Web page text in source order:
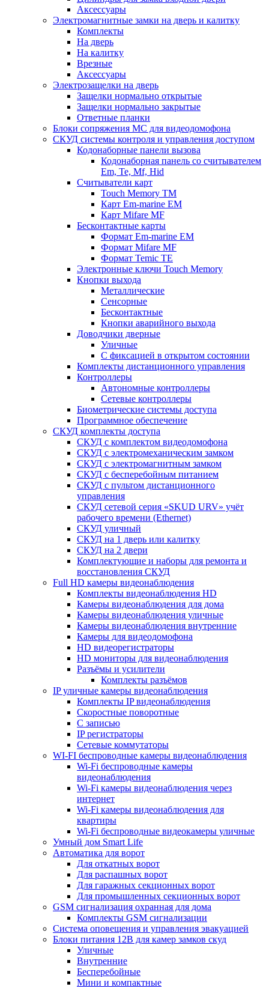
Аксессуары
Электромагнитные замки на дверь и калитку
Комплекты
На дверь
На калитку
Врезные
Аксессуары
Электрозащелки на дверь
Защелки нормально открытые
Защелки нормально закрытые
Ответные планки
Блоки сопряжения МС для видеодомофона
СКУД системы контроля и управления доступом
Кодонаборные панели вызова
Кодонаборная панель со считывателем
Em, Te, Mf, Hid
Считыватели карт
Touch Memory TM
Карт Em-marine EM
Карт Mifare MF
Бесконтактные карты
Формат Em-marine EM
Формат Mifare MF
Формат Temic TE
Электронные ключи Touch Memory
Кнопки выхода
Металлические
Сенсорные
Бесконтактные
Кнопки аварийного выхода
Доводчики дверные
Уличные
С фиксацией в открытом состоянии
Комплекты дистанционного управления
Контроллеры
Автономные контроллеры
Сетевые контроллеры
Биометрические системы доступа
Программное обеспечение
СКУД комплекты доступа
СКУД с комплектом видеодомофона
СКУД с электромеханическим замком
СКУД с электромагнитным замком
СКУД с бесперебойным питанием
СКУД с пультом дистанционного
управления
СКУД сетевой серия «SKUD URV» учёт
рабочего времени (Ethernet)
СКУД уличный
СКУД на 1 дверь или калитку
СКУД на 2 двери
Комплектующие и наборы для ремонта и
восстановления СКУД
Full HD камеры видеонаблюдения
Комплекты видеонаблюдения HD
Камеры видеонаблюдения для дома
Камеры видеонаблюдения уличные
Камеры видеонаблюдения внутренние
Камеры для видеодомофона
HD видеорегистраторы
HD мониторы для видеонаблюдения
Разъёмы и усилители
Комплекты разъёмов
IP уличные камеры видеонаблюдения
Комплекты IP видеонаблюдения
Скоростные поворотные
С записью
IP регистраторы
Сетевые коммутаторы
WI-FI беспроводные камеры видеонаблюдения
Wi-Fi беспроводные камеры
видеонаблюдения
Wi-Fi камеры видеонаблюдения через
интернет
Wi-Fi камеры видеонаблюдения для
квартиры
Wi-Fi беспроводные видеокамеры уличные
Умный дом Smart Life
Автоматика для ворот
Для откатных ворот
Для распашных ворот
Для гаражных секционных ворот
Для промышленных секционных ворот
GSM сигнализация охранная для дома
Комплекты GSM сигнализации
Cистема оповещения и управления эвакуацией
Блоки питания 12В для камер замков скуд
Уличные
Внутренние
Бесперебойные
Мини и компактные